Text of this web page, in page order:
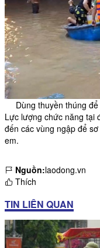
Dùng thuyền thúng
Lực lượng chức năng tại
đến các vùng ngập để
em.
Nguồn:laodong.vn
Thích
TIN LIÊN QUAN